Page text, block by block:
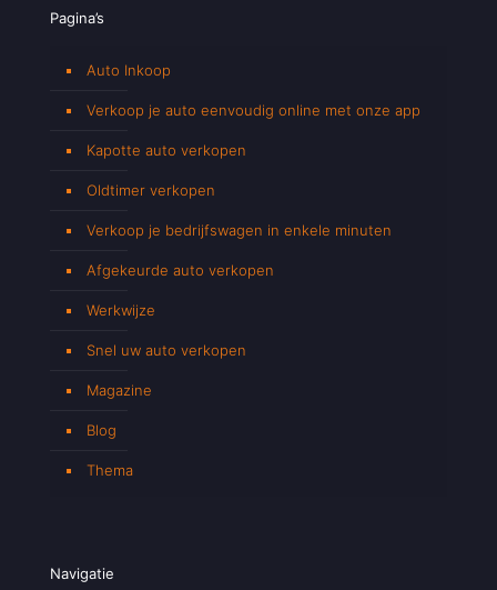
Pagina’s
Auto Inkoop
Verkoop je auto eenvoudig online met onze app
Kapotte auto verkopen
Oldtimer verkopen
Verkoop je bedrijfswagen in enkele minuten
Afgekeurde auto verkopen
Werkwijze
Snel uw auto verkopen
Magazine
Blog
Thema
Navigatie